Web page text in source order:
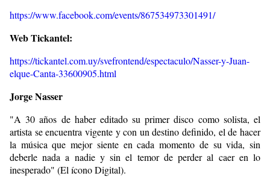
https://www.facebook.com/events/867534973301491/
Web Tickantel:
https://tickantel.com.uy/svefrontend/espectaculo/Nasser-y-Juan-
elque-Canta-33600905.html
Jorge Nasser
"A 30 años de haber editado su primer disco como solista, el
artista se encuentra vigente y con un destino definido, el de hacer
la música que mejor siente en cada momento de su vida, sin
deberle nada a nadie y sin el temor de perder al caer en lo
inesperado" (El ícono Digital).